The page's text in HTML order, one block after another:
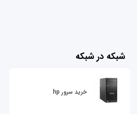
شبکه در شبکه
خرید سرور hp